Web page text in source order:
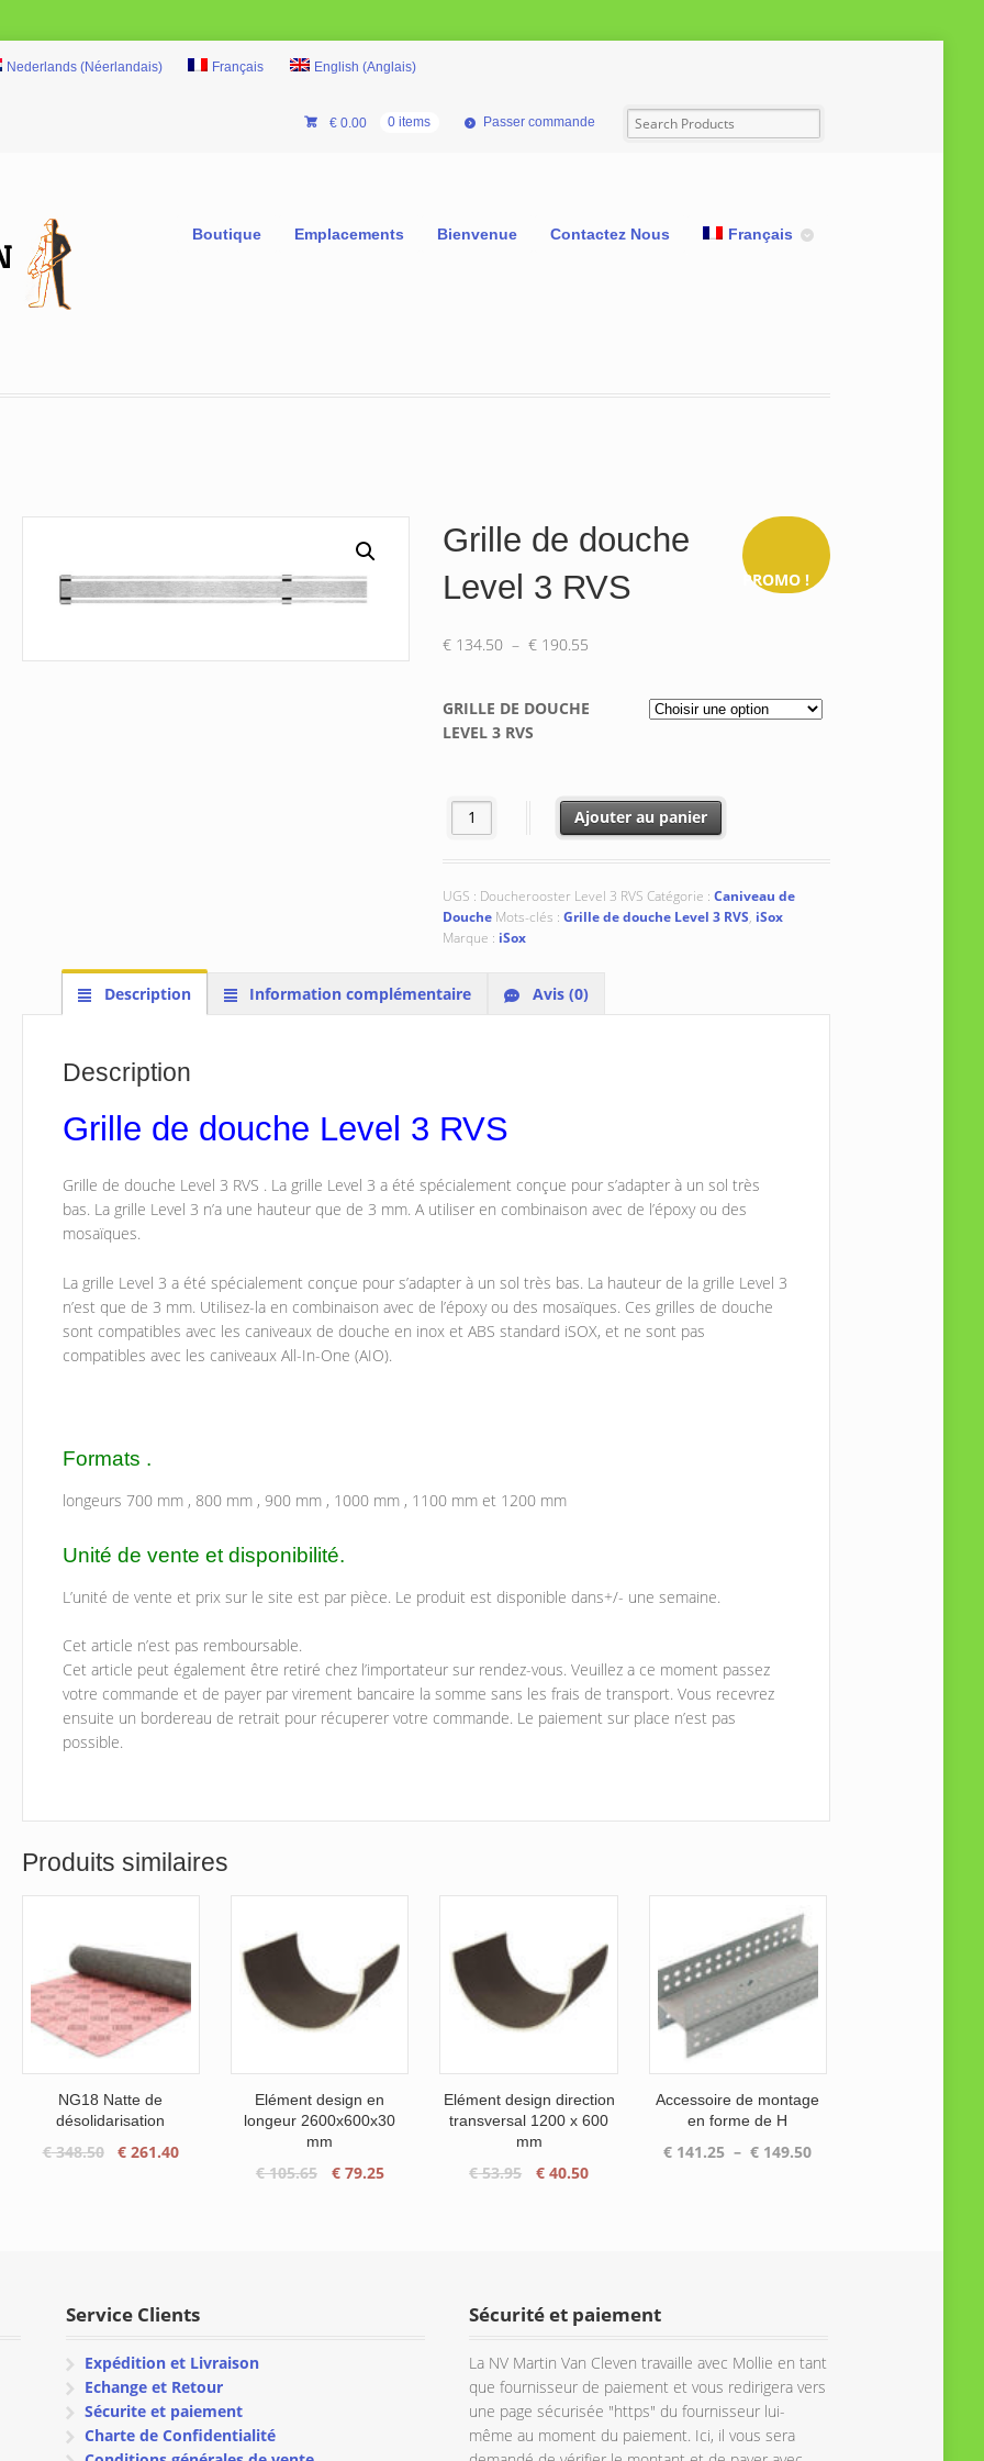
Nederlands(Néerlandais) Français English (Anglais)
€0.00 0 items Passer commande
Boutique Emplacements Bienvenue Contactez Nous Français
PROMO !
Grille de douche
Level 3 RVS
€134.50 – €190.55Plage
€ 134.50
GRILLE DE DOUCHE
LEVEL 3 RVS
quantité de Grille de douche Level 3 RVS
Ajouter au panier
UGS : Doucherooster Level 3 RVS Catégorie : Caniveau de
Douche Mots-clés : Grille de douche Level 3 RVS, iSox
Marque : iSox
Description Information complémentaire Avis (0)
Description
Grille de douche Level 3 RVS
Grille de douche Level 3 RVS . La grille Level 3 a été spécialement conçue pour s’adapter à un sol très
bas. La grille Level 3 n’a une hauteur que de 3 mm. A utiliser en combinaison avec de l’époxy ou des
mosaïques.
La grille Level 3 a été spécialement conçue pour s’adapter à un sol très bas. La hauteur de la grille Level 3
n’est que de 3 mm. Utilisez-la en combinaison avec de l’époxy ou des mosaïques. Ces grilles de douche
sont compatibles avec les caniveaux de douche en inox et ABS standard iSOX, et ne sont pas
compatibles avec les caniveaux All-In-One (AIO).
Formats .
longeurs 700 mm , 800 mm , 900 mm , 1000 mm , 1100 mm et 1200 mm
Unité de vente et disponibilité.
L’unité de vente et prix sur le site est par pièce. Le produit est disponible dans+/- une semaine.
Cet article n’est pas remboursable.
Cet article peut également être retiré chez l’importateur sur rendez-vous. Veuillez a ce moment passez
votre commande et de payer par virement bancaire la somme sans les frais de transport. Vous recevrez
ensuite un bordereau de retrait pour récuperer votre commande. Le paiement sur place n’est pas
possible.
Produits similaires
NG18 Natte de
désolidarisation
€348.50
Le
€ 261.40Le
Elément design en
longeur 2600x600x30
mm
€105.65
Le
€79.25Le
Elément design direction
transversal 1200 x 600
mm
€53.95
Le
€40.50Le
Accessoire de montage
en forme de H
€ 141.25 – € 149.50Plage
Service Clients
Expédition et Livraison
Echange et Retour
Sécurite et paiement
Charte de Confidentialité
Sécurité et paiement
La NV Martin Van Cleven travaille avec Mollie en tant
que fournisseur de paiement et vous redirigera vers
une page sécurisée "https" du fournisseur lui-
même au moment du paiement. Ici, il vous sera